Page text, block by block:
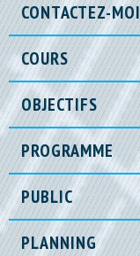
CONTACTEZ-MOI
COURS
OBJECTIFS
PROGRAMME
PUBLIC
PLANNING